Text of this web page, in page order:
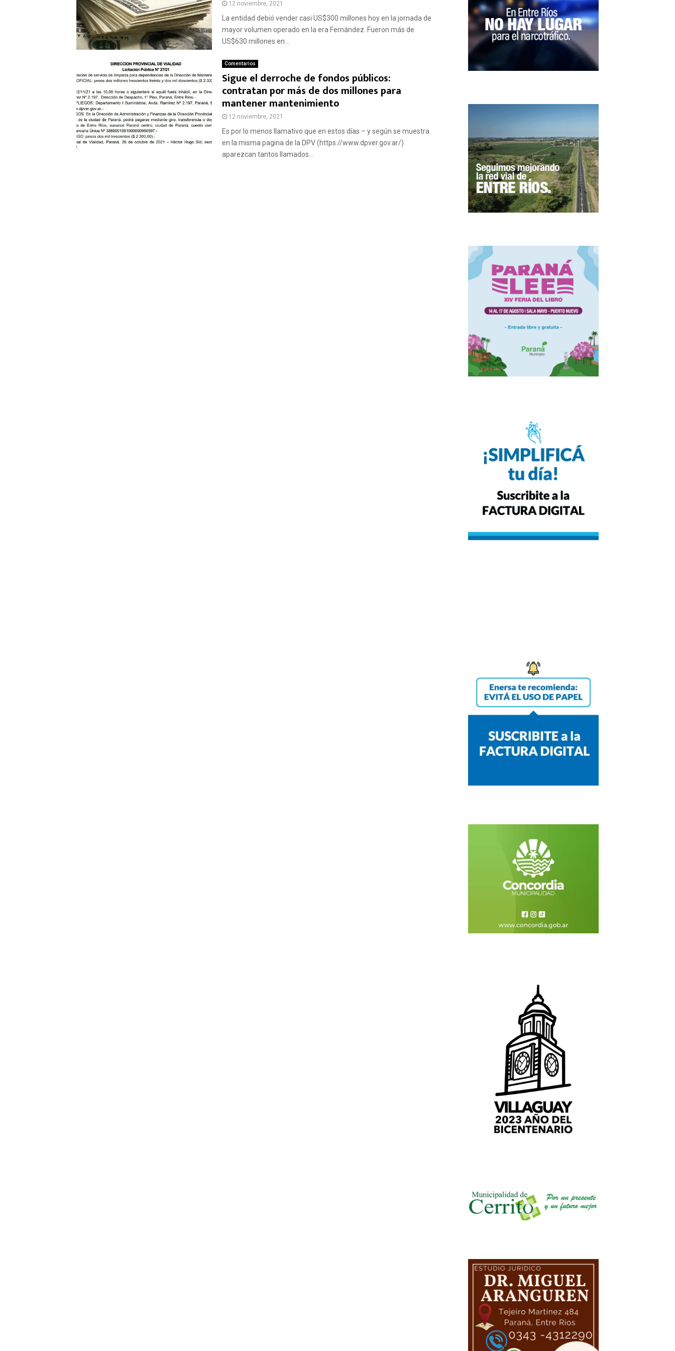
12 noviembre, 2021
La entidad debió vender casi US$300 millones hoy en la jornada de
mayor volumen operado en la era Fernández. Fueron más de
US$630 millones en...
Comentarios
Sigue el derroche de fondos públicos:
contratan por más de dos millones para
mantener mantenimiento
12 noviembre, 2021
Es por lo menos llamativo que en estos días – y según se muestra
en la misma pagina de la DPV (https://www.dpver.gov.ar/)
aparezcan tantos llamados...